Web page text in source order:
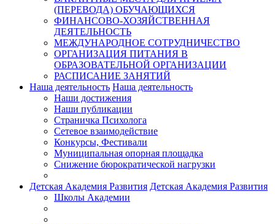
(ПЕРЕВОДА) ОБУЧАЮЩИХСЯ
ФИНАНСОВО-ХОЗЯЙСТВЕННАЯ
ДЕЯТЕЛЬНОСТЬ
МЕЖДУНАРОДНОЕ СОТРУДНИЧЕСТВО
ОРГАНИЗАЦИЯ ПИТАНИЯ В
ОБРАЗОВАТЕЛЬНОЙ ОРГАНИЗАЦИИ
РАСПИСАНИЕ ЗАНЯТИЙ
Наша деятельность Наша деятельность
Наши достижения
Наши публикации
Страничка Психолога
Сетевое взаимодействие
Конкурсы, Фестивали
Муниципальная опорная площадка
Снижение бюрократической нагрузки
Детская Академия Развития Детская Академия Развития
Школы Академии